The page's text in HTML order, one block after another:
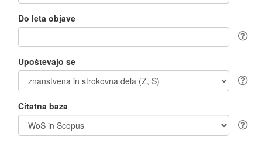
Do leta objave
Upoštevajo se
Citatna baza